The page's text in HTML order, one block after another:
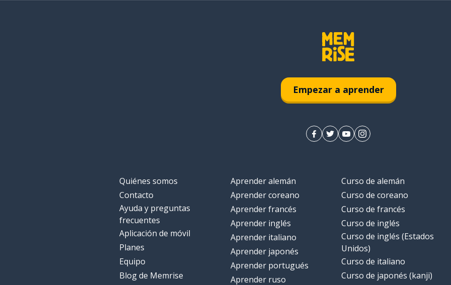
Empezar a aprender
Quiénes somos
Contacto
Ayuda y preguntas
frecuentes
Aplicación de móvil
Planes
Equipo
Blog de Memrise
Aprender alemán
Aprender coreano
Aprender francés
Aprender inglés
Aprender italiano
Aprender japonés
Aprender portugués
Aprender ruso
Curso de alemán
Curso de coreano
Curso de francés
Curso de inglés
Curso de inglés (Estados
Unidos)
Curso de italiano
Curso de japonés (kanji)